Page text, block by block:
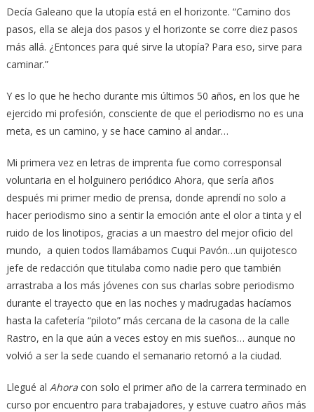
Decía Galeano que la utopía está en el horizonte. “Camino dos
pasos, ella se aleja dos pasos y el horizonte se corre diez pasos
más allá. ¿Entonces para qué sirve la utopía? Para eso, sirve para
caminar.”
Y es lo que he hecho durante mis últimos 50 años, en los que he
ejercido mi profesión, consciente de que el periodismo no es una
meta, es un camino, y se hace camino al andar…
Mi primera vez en letras de imprenta fue como corresponsal
voluntaria en el holguinero periódico Ahora, que sería años
después mi primer medio de prensa, donde aprendí no solo a
hacer periodismo sino a sentir la emoción ante el olor a tinta y el
ruido de los linotipos, gracias a un maestro del mejor oficio del
mundo, a quien todos llamábamos Cuqui Pavón…un quijotesco
jefe de redacción que titulaba como nadie pero que también
arrastraba a los más jóvenes con sus charlas sobre periodismo
durante el trayecto que en las noches y madrugadas hacíamos
hasta la cafetería “piloto” más cercana de la casona de la calle
Rastro, en la que aún a veces estoy en mis sueños… aunque no
volvió a ser la sede cuando el semanario retornó a la ciudad.
Llegué al Ahoracon solo el primer año de la carrera terminado en
curso por encuentro para trabajadores, y estuve cuatro años más